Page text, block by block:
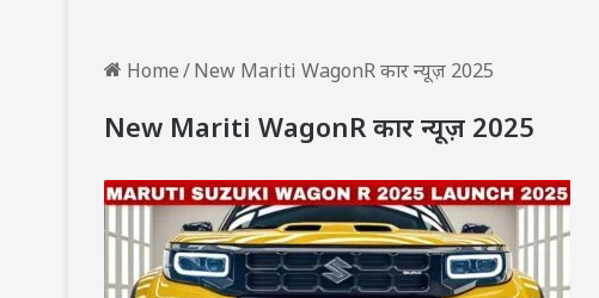
Home/New Mariti WagonR कार न्यूज़ 2025
New Mariti WagonR कार न्यूज़ 2025